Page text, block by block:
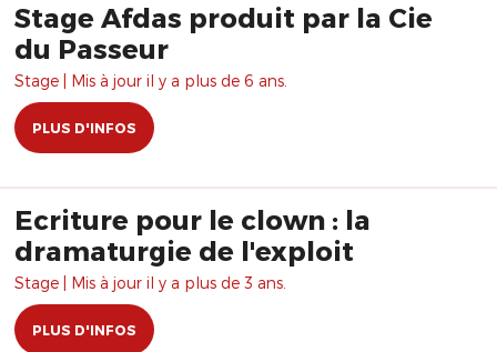
Stage Afdas produit par la Cie
du Passeur
Stage | Mis à jour il y a plus de 6 ans.
PLUS D'INFOS
Ecriture pour le clown : la
dramaturgie de l'exploit
Stage | Mis à jour il y a plus de 3 ans.
PLUS D'INFOS